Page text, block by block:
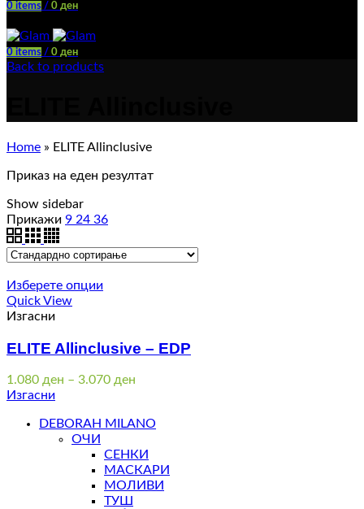
0 items / 0 ден
0 items / 0 ден
Back to products
Home » ELITE Allinclusive
Приказ на еден резултат
Show sidebar
Прикажи 9 24 36
Изберете опции
Quick View
Изгасни
ELITE Allinclusive – EDP
1.080 ден – 3.070 ден
through
Изгасни
DEBORAH MILANO
ОЧИ
СЕНКИ
МАСКАРИ
МОЛИВИ
ТУШ